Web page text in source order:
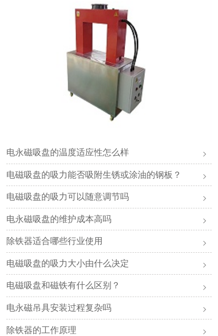
电永磁吸盘的温度适应性怎么样
电磁吸盘的吸力能否吸附生锈或涂油的钢板？
电磁吸盘的吸力可以随意调节吗
电永磁吸盘的维护成本高吗
除铁器适合哪些行业使用
电磁吸盘的吸力大小由什么决定
电磁吸盘和磁铁有什么区别？
电永磁吊具安装过程复杂吗
除铁器的工作原理